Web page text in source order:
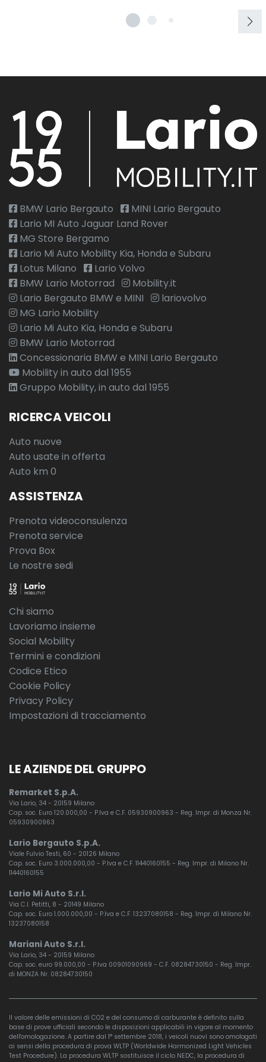
BMW Lario Bergauto
MINI Lario Bergauto
Lario MI Auto Jaguar Land Rover
MG Store Bergamo
Lario Mi Auto Mobility Kia, Honda e Subaru
Lotus Milano
Lario Volvo
BMW Lario Motorrad
Mobility.it
Lario Bergauto BMW e MINI
lariovolvo
MG Lario Mobility
Lario Mi Auto Kia, Honda e Subaru
BMW Lario Motorrad
Concessionaria BMW e MINI Lario Bergauto
Mobility in auto dal 1955
Gruppo Mobility, in auto dal 1955
RICERCA VEICOLI
Auto nuove
Auto usate in offerta
Auto km 0
ASSISTENZA
Prenota videoconsulenza
Prenota service
Prova Box
Le nostre sedi
Chi siamo
Lavoriamo insieme
Social Mobility
Termini e condizioni
Codice Etico
Cookie Policy
Privacy Policy
Impostazioni di tracciamento
LE AZIENDE DEL GRUPPO
Remarket S.p.A.
Via Lario, 34 - 20159 Milano
Cap. soc. Euro 120.000,00 - P.Iva e C.F. 05930900963 - Reg. Impr. di Monza Nr.
05930900963
Lario Bergauto S.p.A.
Viale Fulvio Testi, 60 - 20126 Milano
Cap. soc. Euro 3.000.000,00 - P.Iva e C.F. 11440160155 - Reg. Impr. di Milano Nr.
11440160155
Lario Mi Auto S.r.l.
Via C.I. Petitti, 8 - 20149 Milano
Cap. soc. Euro 1.000.000,00 - P.Iva e C.F. 13237080158 - Reg. Impr. di Milano Nr.
13237080158
Mariani Auto S.r.l.
Via Lario, 34 - 20159 Milano
Cap. soc. euro 99.000,00 - P.Iva 00901090969 - C.F. 08284730150 - Reg. Impr.
di MONZA Nr. 08284730150
Il valore delle emissioni di CO2 e del consumo di carburante è definito sulla
base di prove ufficiali secondo le disposizioni applicabili in vigore al momento
dell'omologazione. A partire dal 1° settembre 2018, i veicoli nuovi sono omologati
ai sensi della procedura di prova WLTP (Worldwide Harmonized Light Vehicles
Test Procedure). La procedura WLTP sostituisce il ciclo NEDC, la procedura di